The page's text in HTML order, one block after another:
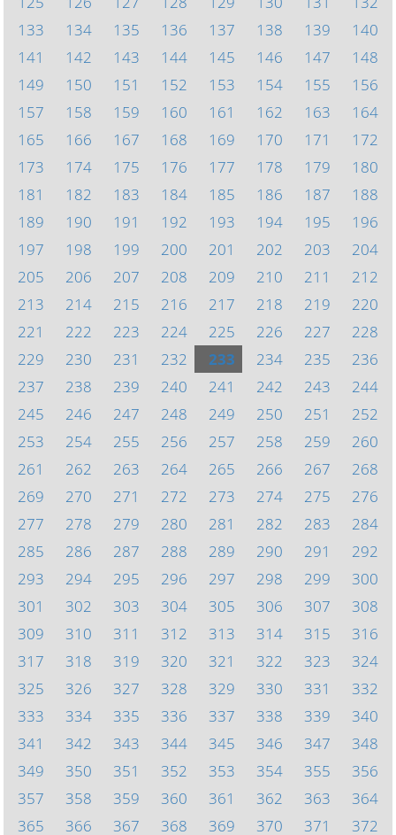
133
134 135 136 137 138 139
140
141
142 143 144 145 146 147
148
149
150 151 152 153 154 155
156
157
158 159 160 161 162 163
164
165
166 167 168 169 170 171
172
173
174 175 176 177 178 179
180
181
182 183 184 185 186 187
188
189
190 191 192 193 194 195
196
197
198 199 200 201 202 203
204
205
206 207 208 209 210 211
212
213
214 215 216 217 218 219
220
221
222 223 224 225 226 227
228
229
230 231 232 233 234 235
236
237
238 239 240 241 242 243
244
245
246 247 248 249 250 251
252
253
254 255 256 257 258 259
260
261
262 263 264 265 266 267
268
269
270 271 272 273 274 275
276
277
278 279 280 281 282 283
284
285
286 287 288 289 290 291
292
293
294 295 296 297 298 299
300
301
302 303 304 305 306 307
308
309
310 311 312 313 314 315
316
317
318 319 320 321 322 323
324
325
326 327 328 329 330 331
332
333
334 335 336 337 338 339
340
341
342 343 344 345 346 347
348
349
350 351 352 353 354 355
356
357
358 359 360 361 362 363
364
365
366 367 368 369 370 371 372